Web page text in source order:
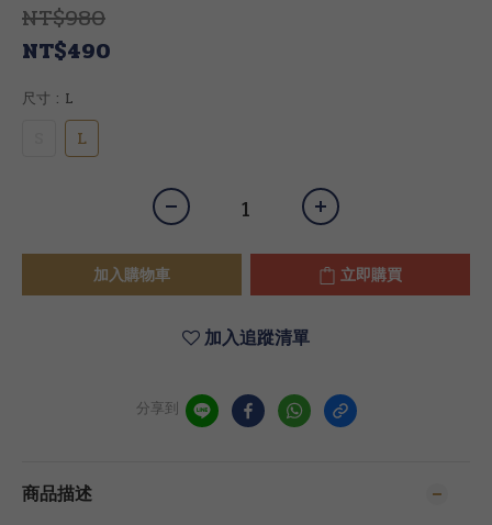
NT$980
NT$490
尺寸 : L
L
加入購物車 立即購買
加入追蹤清單
分享到
商品描述